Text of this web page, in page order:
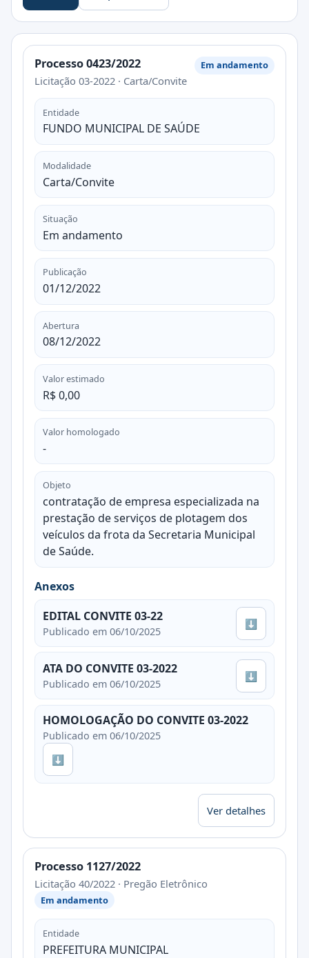
Processo 0423/2022
Licitação 03-2022 · Carta/Convite
Em andamento
Entidade
FUNDO MUNICIPAL DE SAÚDE
Modalidade
Carta/Convite
Situação
Em andamento
Publicação
01/12/2022
Abertura
08/12/2022
Valor estimado
R$ 0,00
Valor homologado
-
Objeto
contratação de empresa especializada na
prestação de serviços de plotagem dos
veículos da frota da Secretaria Municipal
de Saúde.
Anexos
EDITAL CONVITE 03-22
Publicado em 06/10/2025
⬇
ATA DO CONVITE 03-2022
Publicado em 06/10/2025
⬇
HOMOLOGAÇÃO DO CONVITE 03-2022
Publicado em 06/10/2025
⬇
Ver detalhes
Processo 1127/2022
Licitação 40/2022 · Pregão Eletrônico
Em andamento
Entidade
PREFEITURA MUNICIPAL